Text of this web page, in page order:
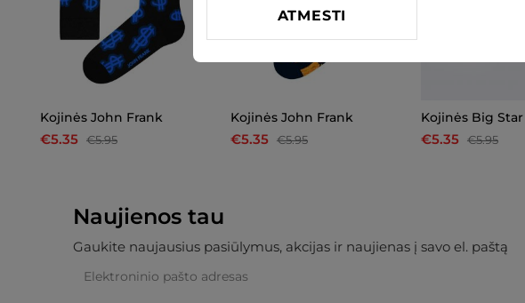
Kojinės John Frank
€5.35 €5.95
Kojinės John Frank
€5.35 €5.95
Kojinės Big Star
€5.35 €5.95
Naujienos tau
Gaukite naujausius pasiūlymus, akcijas ir naujienas į savo el. paštą
ATMESTI